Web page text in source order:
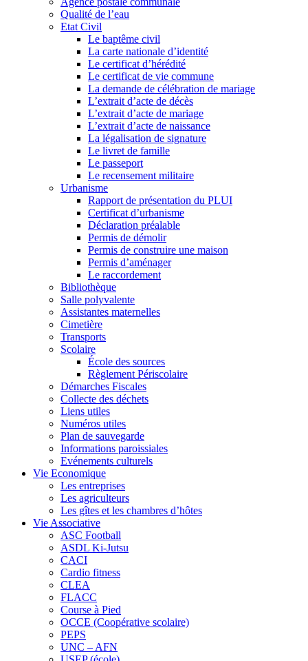
Qualité de l’eau
Etat Civil
Le baptême civil
La carte nationale d’identité
Le certificat d’hérédité
Le certificat de vie commune
La demande de célébration de mariage
L’extrait d’acte de décès
L’extrait d’acte de mariage
L’extrait d’acte de naissance
La légalisation de signature
Le livret de famille
Le passeport
Le recensement militaire
Urbanisme
Rapport de présentation du PLUI
Certificat d’urbanisme
Déclaration préalable
Permis de démolir
Permis de construire une maison
Permis d’aménager
Le raccordement
Bibliothèque
Salle polyvalente
Assistantes maternelles
Cimetière
Transports
Scolaire
École des sources
Règlement Périscolaire
Démarches Fiscales
Collecte des déchets
Liens utiles
Numéros utiles
Plan de sauvegarde
Informations paroissiales
Evénements culturels
Vie Economique
Les entreprises
Les agriculteurs
Les gîtes et les chambres d’hôtes
Vie Associative
ASC Football
ASDL Ki-Jutsu
CACI
Cardio fitness
CLEA
FLACC
Course à Pied
OCCE (Coopérative scolaire)
PEPS
UNC – AFN